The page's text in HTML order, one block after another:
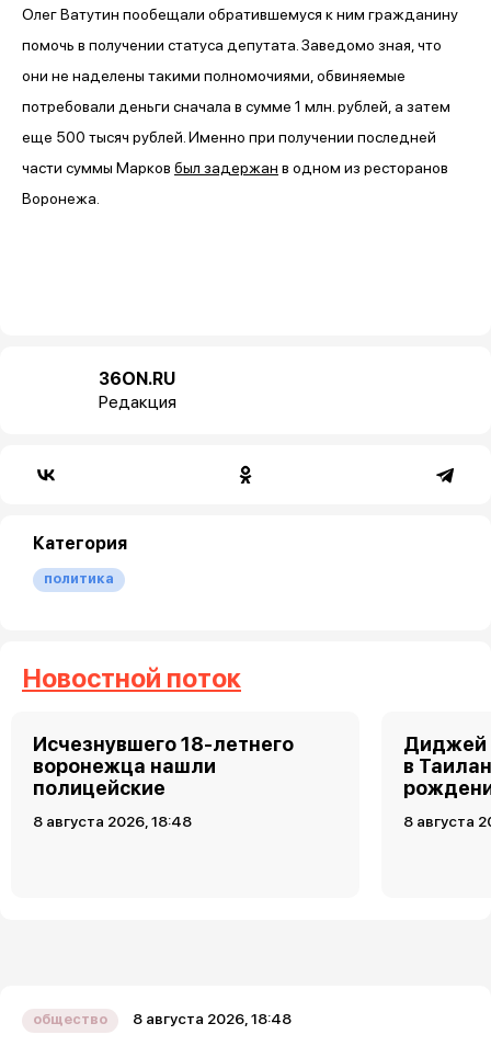
Олег Ватутин пообещали обратившемуся к ним гражданину
помочь в получении статуса депутата. Заведомо зная, что
они не наделены такими полномочиями, обвиняемые
потребовали деньги сначала в сумме 1 млн. рублей, а затем
еще 500 тысяч рублей. Именно при получении последней
части суммы Марков был задержан в одном из ресторанов
Воронежа.
36ON.RU
Редакция
Категория
политика
Новостной поток
Исчезнувшего 18-летнего
воронежца нашли
полицейские
8 августа 2026, 18:48
Диджей
в
8 августа
общество 8 августа 2026, 18:48